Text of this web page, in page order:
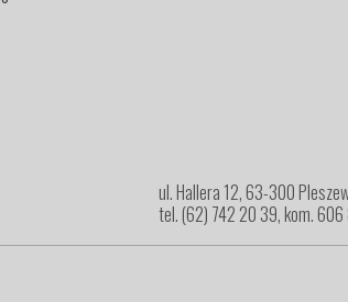
ul. Hallera 12, 63-300
tel. (62) 742 20 39, kom.